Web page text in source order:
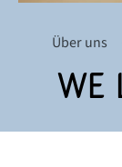
Über uns